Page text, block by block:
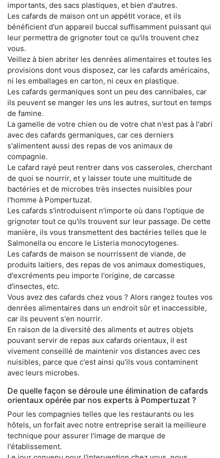
importants, des sacs plastiques, et bien d'autres.
Les cafards de maison ont un appétit vorace, et ils
bénéficient d'un appareil buccal suffisamment puissant qui
leur permettra de grignoter tout ce qu'ils trouvent chez
vous.
Veillez à bien abriter les denrées alimentaires et toutes les
provisions dont vous disposez, car les cafards américains,
ni les emballages en carton, ni ceux en plastique.
Les cafards germaniques sont un peu des cannibales, car
ils peuvent se manger les uns les autres, surtout en temps
de famine.
La gamelle de votre chien ou de votre chat n'est pas à l'abri
avec des cafards germaniques, car ces derniers
s'alimentent aussi des repas de vos animaux de
compagnie.
Le cafard rayé peut rentrer dans vos casseroles, cherchant
de quoi se nourrir, et y laisser toute une multitude de
bactéries et de microbes très insectes nuisibles pour
l'homme à Pompertuzat.
Les cafards s'introduisent n'importe où dans l'optique de
grignoter tout ce qu'ils trouvent sur leur passage. De cette
manière, ils vous transmettent des bactéries telles que le
Salmonella ou encore le Listeria monocytogenes.
Les cafards de maison se nourrissent de viande, de
produits laitiers, des repas de vos animaux domestiques,
d'excréments peu importe l'origine, de carcasse
d'insectes, etc.
Vous avez des cafards chez vous ? Alors rangez toutes vos
denrées alimentaires dans un endroit sûr et inaccessible,
car ils peuvent s'en nourrir.
En raison de la diversité des aliments et autres objets
pouvant servir de repas aux cafards orientaux, il est
vivement conseillé de maintenir vos distances avec ces
nuisibles, parce que c'est ainsi qu'ils vous contaminent
avec leurs microbes.
De quelle façon se déroule une élimination de cafards
orientaux opérée par nos experts à Pompertuzat ?
Pour les compagnies telles que les restaurants ou les
hôtels, un forfait avec notre entreprise serait la meilleure
technique pour assurer l'image de marque de
l'établissement.